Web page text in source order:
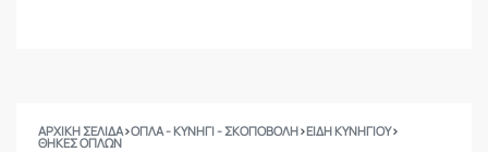
ΑΡΧΙΚΉ ΣΕΛΊΔΑ›ΟΠΛΑ - ΚΥΝΗΓΙ - ΣΚΟΠΟΒΟΛΗ›ΕΙΔΗ ΚΥΝΗΓΙΟΥ›
ΘΉΚΕΣ ΌΠΛΩΝ